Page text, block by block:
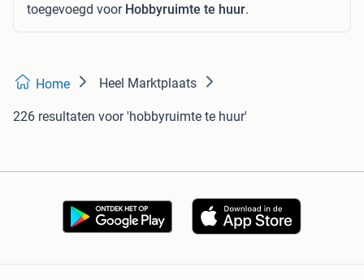
toegevoegd voor Hobbyruimte te huur.
Home Heel Marktplaats
226 resultaten voor 'hobbyruimte te huur'